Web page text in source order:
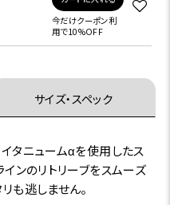
今だけクーポン利
用で10%OFF
サイズ・スペック
タニュームαを使用したス
インのリトリーブをスムーズ
も逃しません。